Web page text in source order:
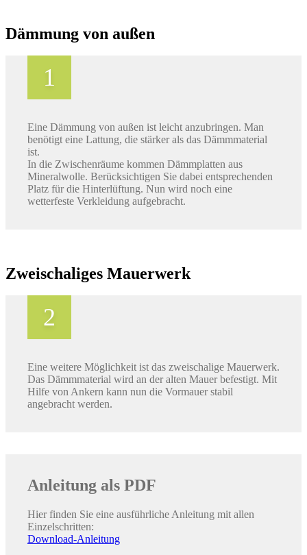
Dämmung von außen
Eine Dämmung von außen ist leicht anzubringen. Man
benötigt eine Lattung, die stärker als das Dämmmaterial
ist.
In die Zwischenräume kommen Dämmplatten aus
Mineralwolle. Berücksichtigen Sie dabei entsprechenden
Platz für die Hinterlüftung. Nun wird noch eine
wetterfeste Verkleidung aufgebracht.
Zweischaliges Mauerwerk
Eine weitere Möglichkeit ist das zweischalige Mauerwerk.
Das Dämmmaterial wird an der alten Mauer befestigt. Mit
Hilfe von Ankern kann nun die Vormauer stabil
angebracht werden.
Anleitung als PDF
Hier finden Sie eine ausführliche Anleitung mit allen
Einzelschritten:
Download-Anleitung